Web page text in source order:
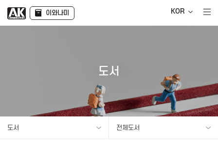
이와나미 KOR
도서
도서 전체도서